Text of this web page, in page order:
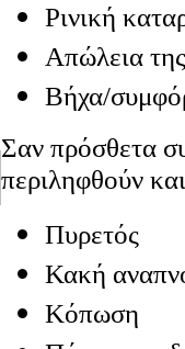
Ρινική
Απώλεια
Βήχα/
Σαν πρόσθετα
περιληφθούν
Πυρετός
Κακή
Κόπωση